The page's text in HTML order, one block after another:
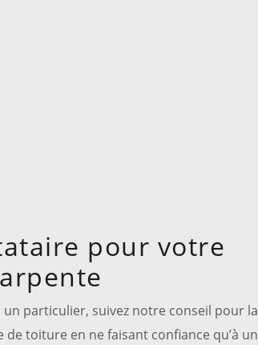
pour votre
particulier, suivez notre conseil pour la
toiture en ne faisant confiance qu’à un